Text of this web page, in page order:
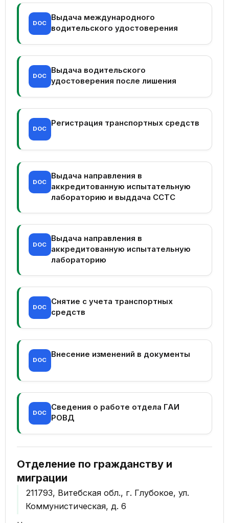
DOC
Выдача международного
водительского удостоверения
DOC
Выдача водительского
удостоверения после лишения
DOC
Регистрация транспортных средств
DOC
Выдача направления в
аккредитованную испытательную
лабораторию и выддача ССТС
DOC
Выдача направления в
аккредитованную испытательную
лабораторию
DOC
Снятие с учета транспортных
средств
DOC
Внесение изменений в документы
DOC
Сведения о работе отдела ГАИ
РОВД
Отделение по гражданству и
миграции
211793, Витебская обл., г. Глубокое, ул.
Коммунистическая, д. 6